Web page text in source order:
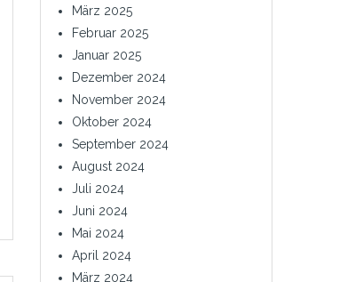
März 2025
Februar 2025
Januar 2025
Dezember 2024
November 2024
Oktober 2024
September 2024
August 2024
Juli 2024
Juni 2024
Mai 2024
April 2024
März 2024